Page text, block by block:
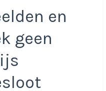
en
geen